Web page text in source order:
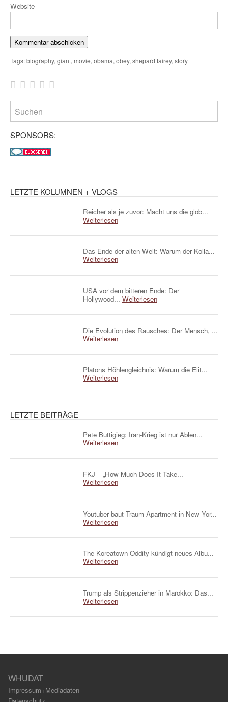
Website
Tags:biography, giant, movie, obama, obey, shepard fairey, story
SPONSORS:
LETZTE KOLUMNEN + VLOGS
Reicher als je zuvor: Macht uns die glob...
Weiterlesen
Das Ende der alten Welt: Warum der Kolla...
Weiterlesen
USA vor dem bitteren Ende: Der
Hollywood... Weiterlesen
Die Evolution des Rausches: Der Mensch, ...
Weiterlesen
Platons Höhlengleichnis: Warum die Elit...
Weiterlesen
LETZTE BEITRÄGE
Pete Buttigieg: Iran-Krieg ist nur Ablen...
Weiterlesen
FKJ – „How Much Does It Take...
Weiterlesen
Youtuber baut Traum-Apartment in New Yor...
Weiterlesen
The Koreatown Oddity kündigt neues Albu...
Weiterlesen
Trump als Strippenzieher in Marokko: Das...
Weiterlesen
WHUDAT
Impressum+Mediadaten